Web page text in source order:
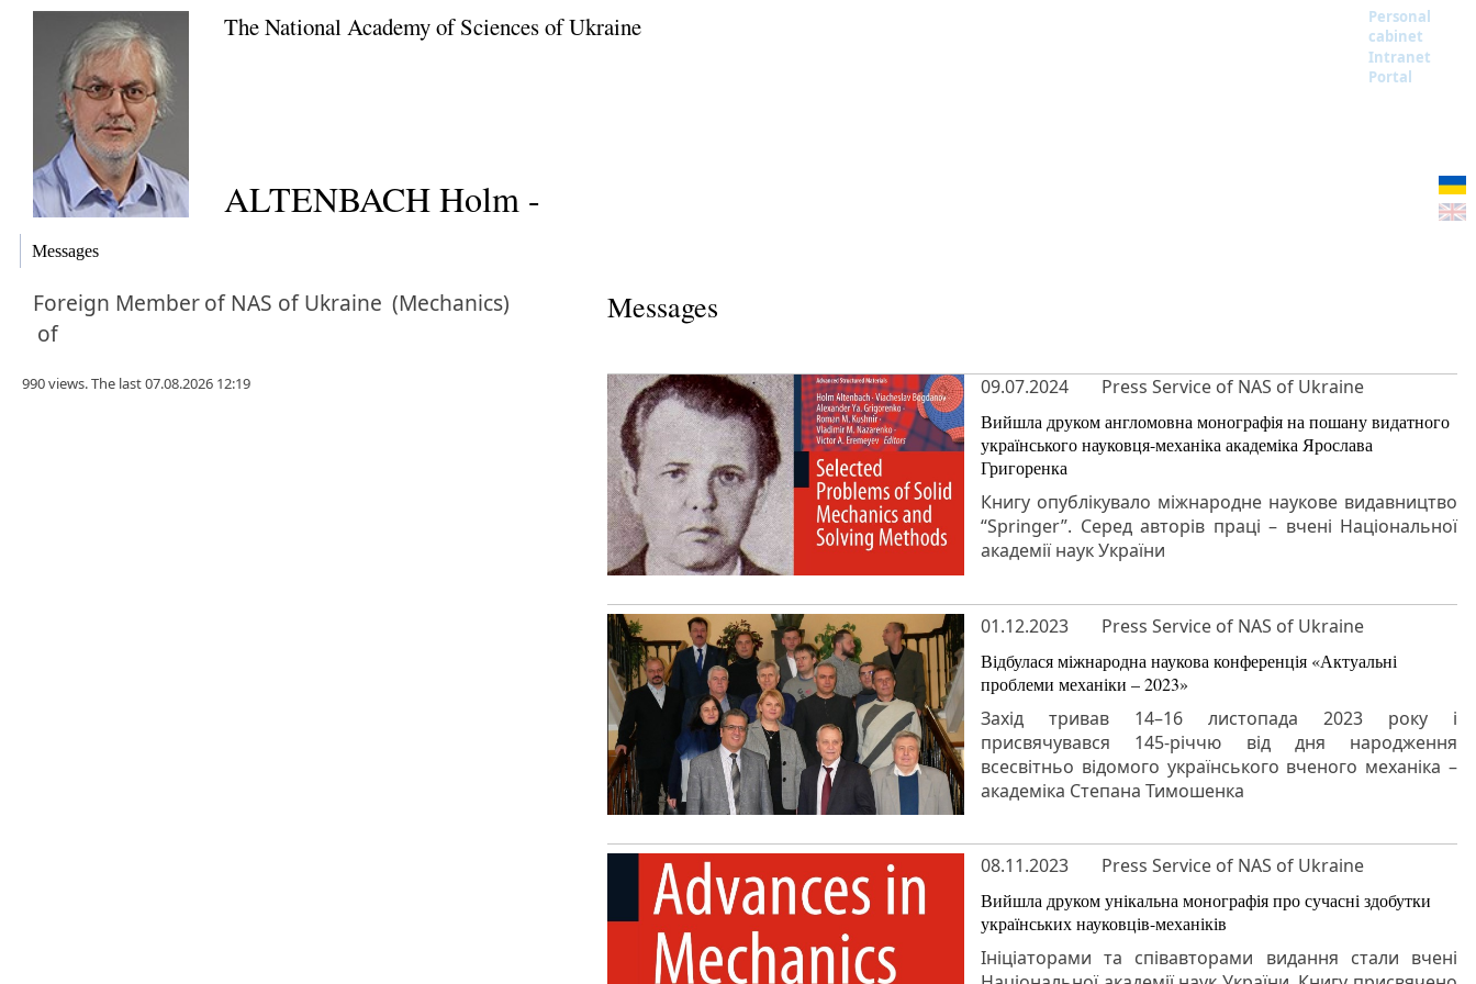
The National Academy of Sciences of Ukraine
Personal
cabinet
Intranet
Portal
ALTENBACH Holm -
Messages
Foreign Memberof NAS of Ukraine (Mechanics)
of
990 views. The last 07.08.2026 12:19
Messages
09.07.2024 Press Service of NAS of Ukraine
Вийшла друком англомовна монографія на пошану видатного
українського науковця-механіка академіка Ярослава
Григоренка
Книгу опублікувало міжнародне наукове видавництво
“Springer”. Серед авторів праці – вчені Національної
академії наук України
01.12.2023 Press Service of NAS of Ukraine
Відбулася міжнародна наукова конференція «Актуальні
проблеми механіки – 2023»
Захід тривав 14–16 листопада 2023 року і
присвячувався 145-річчю від дня народження
всесвітньо відомого українського вченого механіка –
академіка Степана Тимошенка
08.11.2023 Press Service of NAS of Ukraine
Вийшла друком унікальна монографія про сучасні здобутки
українських науковців-механіків
Ініціаторами та співавторами видання стали вчені